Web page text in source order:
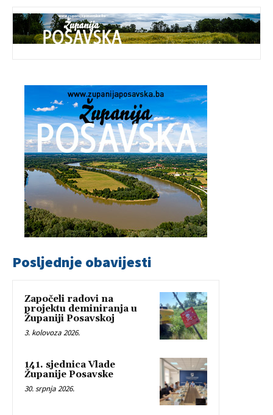
Posljednje obavijesti
Započeli radovi na
projektu deminiranja u
Županiji Posavskoj
3. kolovoza 2026.
141. sjednica Vlade
Županije Posavske
30. srpnja 2026.